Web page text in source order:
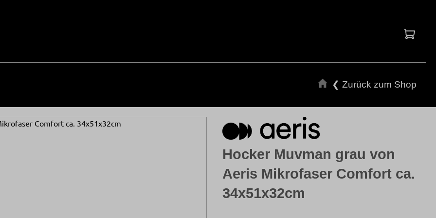
❮ Zurück zum Shop
Hocker Muvman grau von
Aeris Mikrofaser Comfort ca.
34x51x32cm